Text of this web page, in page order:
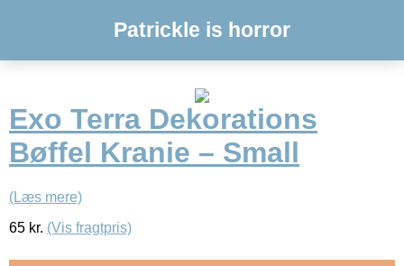
Patrickle is horror
Exo Terra Dekorations
Bøffel Kranie – Small
(Læs mere)
65 kr. (Vis fragtpris)